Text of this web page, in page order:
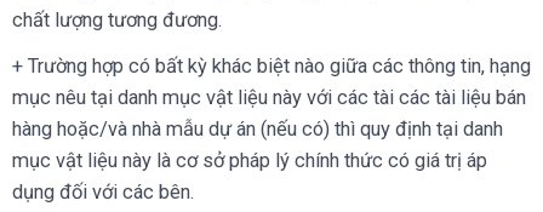
chất lượng tương đương.
+ Trường hợp có bất kỳ khác biệt nào giữa các thông tin, hạng
mục nêu tại danh mục vật liệu này với các tài các tài liệu bán
hàng hoặc/và nhà mẫu dự án (nếu có) thì quy định tại danh
mục vật liệu này là cơ sở pháp lý chính thức có giá trị áp
dụng đối với các bên.